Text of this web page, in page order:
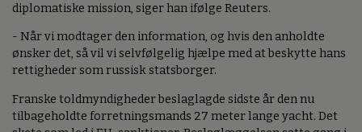
diplomatiske mission, siger han ifølge Reuters.
- Når vi modtager den information, og hvis den anholdte
ønsker det, så vil vi selvfølgelig hjælpe med at beskytte hans
rettigheder som russisk statsborger.
Franske toldmyndigheder beslaglagde sidste år den nu
tilbageholdte forretningsmands 27 meter lange yacht. Det